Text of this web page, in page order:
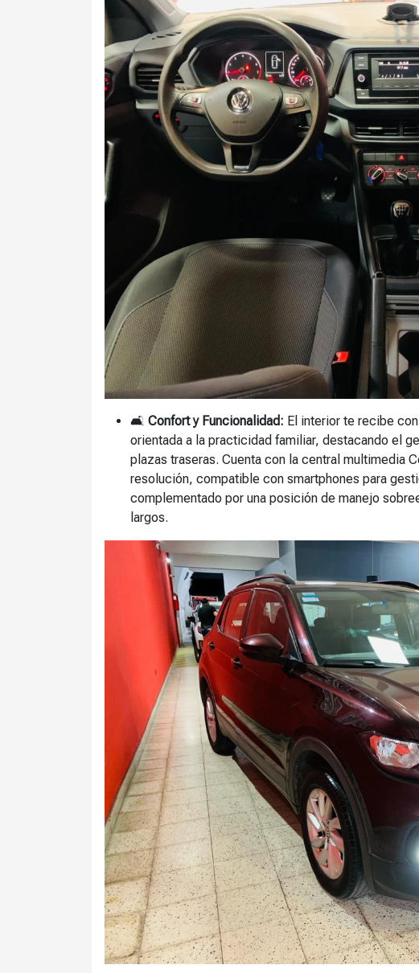
🛋️ Confort y Funcionalidad: El interior te recibe
orientada a la practicidad familiar, destacando el
plazas traseras. Cuenta con la central multimedia
resolución, compatible con smartphones para
complementado por una posición de manejo
largos.